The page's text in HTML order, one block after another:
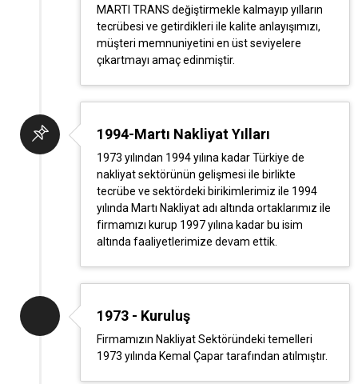
MARTI TRANS değiştirmekle kalmayıp yılların
tecrübesi ve getirdikleri ile kalite anlayışımızı,
müşteri memnuniyetini en üst seviyelere
çıkartmayı amaç edinmiştir.
1994-Martı Nakliyat Yılları
1973 yılından 1994 yılına kadar Türkiye de
nakliyat sektörünün gelişmesi ile birlikte
tecrübe ve sektördeki birikimlerimiz ile 1994
yılında Martı Nakliyat adı altında ortaklarımız ile
firmamızı kurup 1997 yılına kadar bu isim
altında faaliyetlerimize devam ettik.
1973 - Kuruluş
Firmamızın Nakliyat Sektöründeki temelleri
1973 yılında Kemal Çapar tarafından atılmıştır.